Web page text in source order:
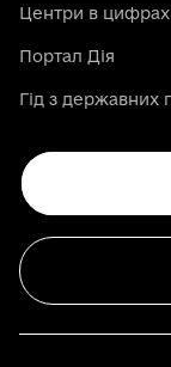
Центри в цифрах
Портал Дія
Гід з державних